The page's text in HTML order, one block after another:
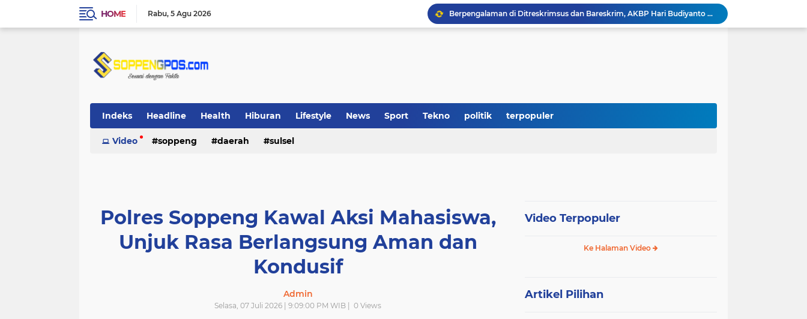
HOME Rabu 5 Agu 2026
Berpengalaman di Ditreskrimsus dan Bareskrim, AKBP Hari Budiyanto Nahkodai Polres Soppeng
Di Hadapan Kapolres Baru, Bupati Suwardi Tegaskan Sinergi Kunci Pembangunan Soppeng
Hanya Dua Kepala Daerah Ikut Kapolda Sulsel Cup XI, Salah Satunya Bupati Soppeng
Indeks Headline Health Hiburan Lifestyle News Sport Tekno politik terpopuler
Video soppeng daerah sulsel
Polres Soppeng Kawal Aksi Mahasiswa,
Unjuk Rasa Berlangsung Aman dan
Kondusif
Admin
Selasa, 07 Juli 2026 | 9:09:00 PM WIB | 0 Views
Video Terpopuler
Ke Halaman Video
Artikel Pilihan